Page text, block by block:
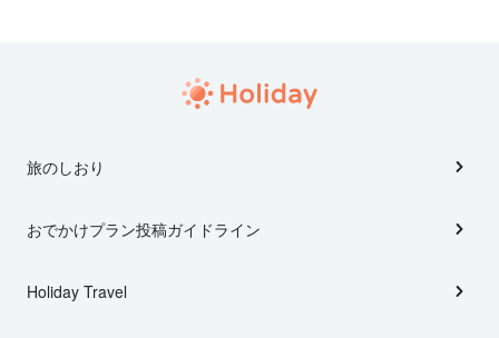
旅のしおり
おでかけプラン投稿ガイドライン
Holiday Travel